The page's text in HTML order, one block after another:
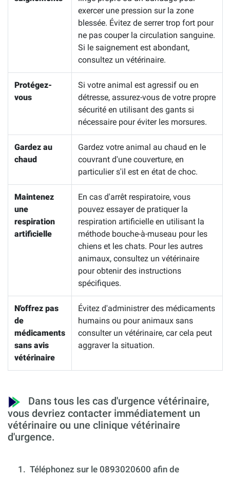
exercer une pression sur la zone
blessée. Évitez de serrer trop fort pour
ne pas couper la circulation sanguine.
Si le saignement est abondant,
consultez un vétérinaire.
Protégez-
vous
Si votre animal est agressif ou en
détresse, assurez-vous de votre propre
sécurité en utilisant des gants si
nécessaire pour éviter les morsures.
Gardez au
chaud
Gardez votre animal au chaud en le
couvrant d'une couverture, en
particulier s'il est en état de choc.
Maintenez
une
respiration
artificielle
En cas d'arrêt respiratoire, vous
pouvez essayer de pratiquer la
respiration artificielle en utilisant la
méthode bouche-à-museau pour les
chiens et les chats. Pour les autres
animaux, consultez un vétérinaire
pour obtenir des instructions
spécifiques.
N'offrez pas
de
médicaments
sans avis
vétérinaire
Évitez d'administrer des médicaments
humains ou pour animaux sans
consulter un vétérinaire, car cela peut
aggraver la situation.
Dans tous les cas d'urgence vétérinaire,
vous devriez contacter immédiatement un
vétérinaire ou une clinique vétérinaire
d'urgence.
1. Téléphonez sur le 0893020600 afin de